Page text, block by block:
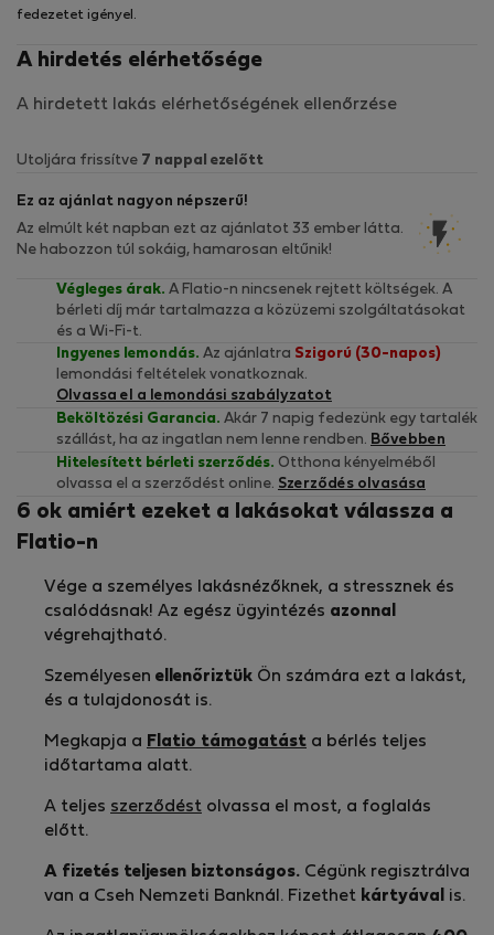
fedezetet igényel.
A hirdetés elérhetősége
A hirdetett lakás elérhetőségének ellenőrzése
Utoljára frissítve 7 nappal ezelőtt
Ez az ajánlat nagyon népszerű!
Az elmúlt két napban ezt az ajánlatot 33 ember látta.
Ne habozzon túl sokáig, hamarosan eltűnik!
Végleges árak. A Flatio-n nincsenek rejtett költségek. A
bérleti díj már tartalmazza a közüzemi szolgáltatásokat
és a Wi-Fi-t.
Ingyenes lemondás. Az ajánlatra Szigorú (30-napos)
lemondási feltételek vonatkoznak.
Olvassa el a lemondási szabályzatot
Beköltözési Garancia. Akár 7 napig fedezünk egy tartalék
szállást, ha az ingatlan nem lenne rendben. Bővebben
Hitelesített bérleti szerződés. Otthona kényelméből
olvassa el a szerződést online. Szerződés olvasása
6 ok amiért ezeket a lakásokat válassza a
Flatio-n
Vége a személyes lakásnézőknek, a stressznek és
csalódásnak! Az egész ügyintézés azonnal
végrehajtható.
Személyesen ellenőriztük Ön számára ezt a lakást,
és a tulajdonosát is.
Megkapja a Flatio támogatást a bérlés teljes
időtartama alatt.
A teljes szerződést olvassa el most, a foglalás
előtt.
A fizetés teljesen biztonságos. Cégünk regisztrálva
van a Cseh Nemzeti Banknál. Fizethet kártyával is.